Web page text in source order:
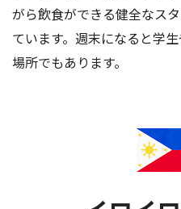
がら飲食ができる健全なス
ています。週末になると学
場所でもあります。